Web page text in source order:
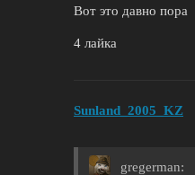
Вот это давно пора
4 лайка
Sunland_2005_KZ
gregerman: